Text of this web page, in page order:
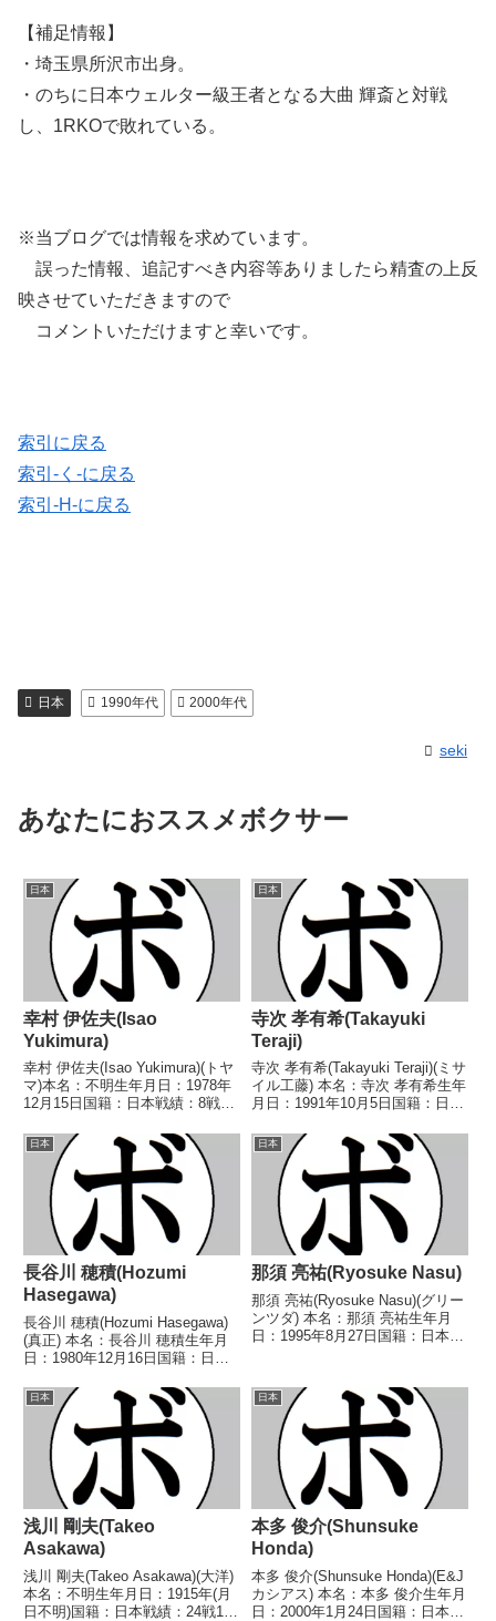
【補足情報】
・埼玉県所沢市出身。
・のちに日本ウェルター級王者となる大曲 輝斎と対戦
し、1RKOで敗れている。
※当ブログでは情報を求めています。
誤った情報、追記すべき内容等ありましたら精査の上反
映させていただきますので
コメントいただけますと幸いです。
索引に戻る
索引-く-に戻る
索引-H-に戻る
日本 1990年代 2000年代
seki
あなたにおススメボクサー
日本
幸村 伊佐夫(Isao
Yukimura)
幸村 伊佐夫(Isao Yukimura)(トヤ
マ)本名：不明生年月日：1978年
12月15日国籍：日本戦績：8戦4
なし【戦歴】1998/08/21 ●4R判
定 0-3(38-39、37-40、37-40...
日本
寺次 孝有希(Takayuki
Teraji)
寺次 孝有希(Takayuki Teraji)(ミサ
イル工藤) 本名：寺次 孝有希生年
月日：1991年10月5日国籍：日本
分 【獲得タイトル】なし 【戦
歴】2010/09/20 ○4R判定 2-
1(40-3...
日本
長谷川 穂積(Hozumi
Hasegawa)
長谷川 穂積(Hozumi Hasegawa)
(真正) 本名：長谷川 穂積生年月
日：1980年12月16日国籍：日本
得タイトル】第35代OPBF東洋太
平洋バンタム級王座第26代WBC
世界バンタム級王座...
日本
那須 亮祐(Ryosuke Nasu)
那須 亮祐(Ryosuke Nasu)(グリー
ンツダ) 本名：那須 亮祐生年月
日：1995年8月27日国籍：日本戦
ライ級新人王 【戦歴】
2014/08/03 △4R判定...
日本
浅川 剛夫(Takeo
Asakawa)
浅川 剛夫(Takeo Asakawa)(大洋)
本名：不明生年月日：1915年(月
日不明)国籍：日本戦績：24戦10
日本
本多 俊介(Shunsuke
Honda)
本多 俊介(Shunsuke Honda)(E&J
カシアス) 本名：本多 俊介生年月
日：2000年1月24日国籍：日本戦